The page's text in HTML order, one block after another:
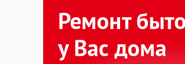
Ремонт
у Вас дома